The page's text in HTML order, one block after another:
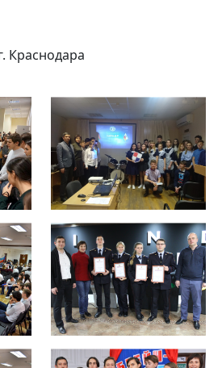
Краснодара